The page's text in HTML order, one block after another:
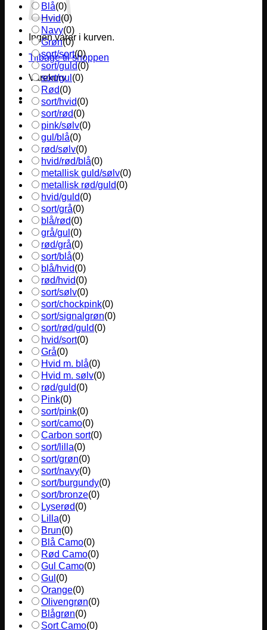
Ingen varer i kurven.
Tilbage til shoppen
Varekurv
Blå(0)
Hvid(0)
Navy(0)
Grøn(0)
sort/sort(0)
sort/guld(0)
sort/gul (0)
Rød(0)
sort/hvid(0)
sort/rød(0)
pink/sølv(0)
gul/blå(0)
rød/sølv(0)
hvid/rød/blå(0)
metallisk guld/sølv(0)
metallisk rød/guld(0)
hvid/guld(0)
sort/grå(0)
blå/rød(0)
grå/gul (0)
rød/grå(0)
sort/blå(0)
blå/hvid(0)
rød/hvid(0)
sort/sølv(0)
sort/chockpink(0)
sort/signalgrøn(0)
sort/rød/guld(0)
hvid/sort(0)
Grå(0)
Hvid m. blå(0)
Hvid m. sølv(0)
rød/guld(0)
Pink(0)
sort/pink(0)
sort/camo(0)
Carbon sort(0)
sort/lilla(0)
sort/grøn(0)
sort/navy(0)
sort/burgundy(0)
sort/bronze(0)
Lyserød(0)
Lilla(0)
Brun(0)
Blå Camo(0)
Rød Camo(0)
Gul Camo(0)
Gul (0)
Orange(0)
Olivengrøn(0)
Blågrøn(0)
Sort Camo(0)